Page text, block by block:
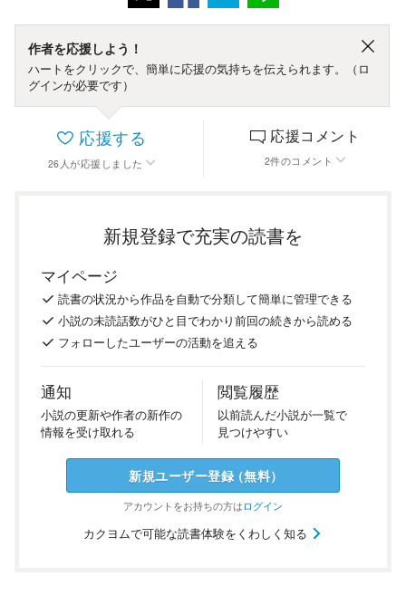
作者を応援しよう！
ハートをクリックで、簡単に応援の気持ちを伝えられます。（ロ
グインが必要です）
応援する
26 人 が応援しました
応援コメント
2件のコメント
新規登録で充実の読書を
マイページ
読書の状況から作品を自動で分類して簡単に管理できる
小説の未読話数がひと目でわかり前回の続きから読める
フォローしたユーザーの活動を追える
通知
小説の更新や作者の新作の
情報を受け取れる
閲覧履歴
以前読んだ小説が一覧で
見つけやすい
新規ユーザー登録（無料）
アカウントをお持ちの方はログイン
カクヨムで可能な読書体験をくわしく知る